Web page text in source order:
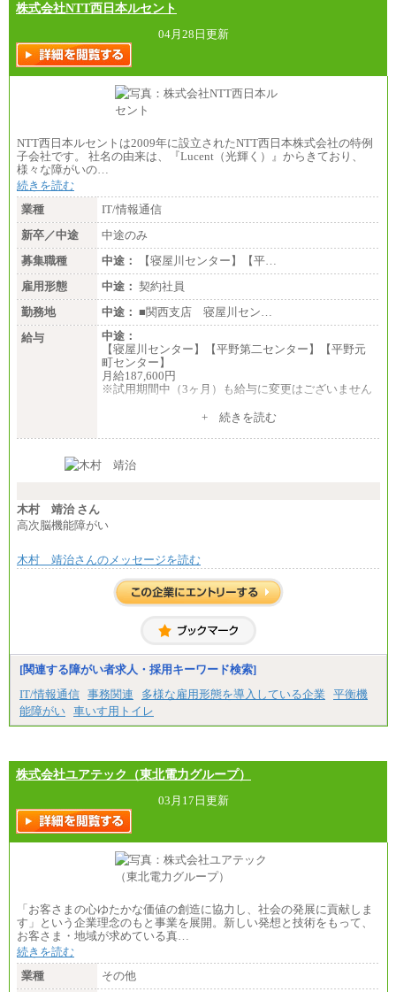
株式会社NTT西日本ルセント
04月28日更新
NTT西日本ルセントは2009年に設立されたNTT西日本株式会社の特例
子会社です。 社名の由来は、『Lucent（光輝く）』からきており、
様々な障がいの…
続きを読む
業種
IT/情報通信
新卒／中途
中途のみ
募集職種
中途：
【寝屋川センター】【平…
雇用形態
中途： 契約社員
勤務地
中途： ■関西支店 寝屋川セン…
給与
中途：
【寝屋川センター】【平野第二センター】【平野元
町センター】
月給187,600円
※試用期間中（3ヶ月）も給与に変更はございません
月給187,600円～
※試用期間中（3ヶ月）も給与に変更はございません
+ 続きを読む
木村 靖治 さん
高次脳機能障がい
木村 靖治さんのメッセージを読む
[関連する障がい者求人・採用キーワード検索]
IT/情報通信 事務関連 多様な雇用形態を導入している企業
平衡機
能障がい 車いす用トイレ
株式会社ユアテック（東北電力グループ）
03月17日更新
「お客さまの心ゆたかな価値の創造に協力し、社会の発展に貢献しま
す」という企業理念のもと事業を展開。新しい発想と技術をもって、
お客さま・地域が求めている真…
続きを読む
業種
その他